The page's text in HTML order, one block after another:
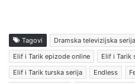
Tagovi Dramska televizijska serija
Elif i Tarik epizode online
Elif i Tarik
Elif i Tarik turska serija
Endless